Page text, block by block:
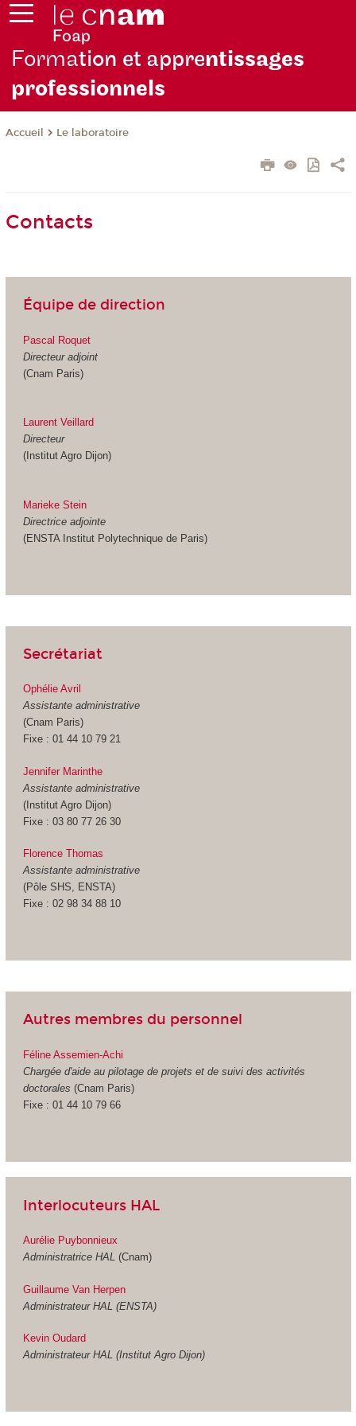
Formation et apprentissages
professionnels
Accueil Le laboratoire
Contacts
Équipe de direction
Pascal Roquet
Directeur adjoint
(Cnam Paris)
Laurent Veillard
Directeur
(Institut Agro Dijon)
Marieke Stein
Directrice adjointe
(ENSTA Institut Polytechnique de Paris)
Secrétariat
Ophélie Avril
Assistante administrative
(Cnam Paris)
Fixe : 01 44 10 79 21
Jennifer Marinthe
Assistante administrative
(Institut Agro Dijon)
Fixe : 03 80 77 26 30
Florence Thomas
Assistante administrative
(Pôle SHS, ENSTA)
Fixe : 02 98 34 88 10
Autres membres du personnel
Féline Assemien-Achi
Chargée d'aide au pilotage de projets et de suivi des activités
doctorales (Cnam Paris)
Fixe : 01 44 10 79 66
Interlocuteurs HAL
Aurélie Puybonnieux
Administratrice HAL(Cnam)
Guillaume Van Herpen
Administrateur HAL (ENSTA)
Kevin Oudard
Administrateur HAL (Institut Agro Dijon)